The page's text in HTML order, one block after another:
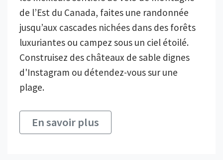
de l’Est du Canada, faites une randonnée
jusqu’aux cascades nichées dans des forêts
luxuriantes ou campez sous un ciel étoilé.
Construisez des châteaux de sable dignes
d'Instagram ou détendez-vous sur une
plage.
En savoir plus